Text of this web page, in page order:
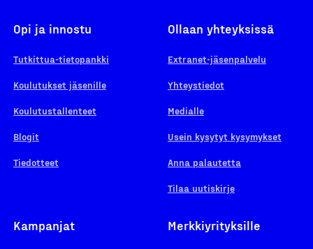
Opi ja innostu
Tutkittua-tietopankki
Koulutukset jäsenille
Koulutustallenteet
Blogit
Tiedotteet
Ollaan yhteyksissä
Extranet-jäsenpalvelu
Yhteystiedot
Medialle
Usein kysytyt kysymykset
Anna palautetta
Tilaa uutiskirje
Kampanjat Merkkiyrityksille